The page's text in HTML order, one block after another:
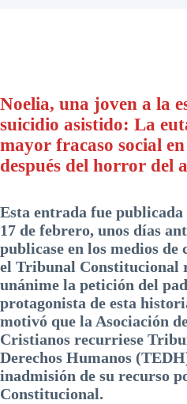
Noelia, una joven a la
suicidio asistido: La
mayor fracaso social
después del horror del
Esta entrada fue publicada
17 de febrero, unos días
publicase en los medios de
el Tribunal Constitucional
unánime la petición del
protagonista de esta
motivó que la Asociación
Cristianos recurriese
Derechos Humanos
inadmisión de su recurso
Constitucional.